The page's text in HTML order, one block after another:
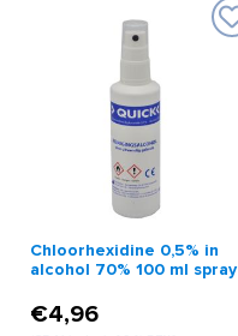
Chloorhexidine 0,5% in
alcohol 70% 100 ml spray
€4,96